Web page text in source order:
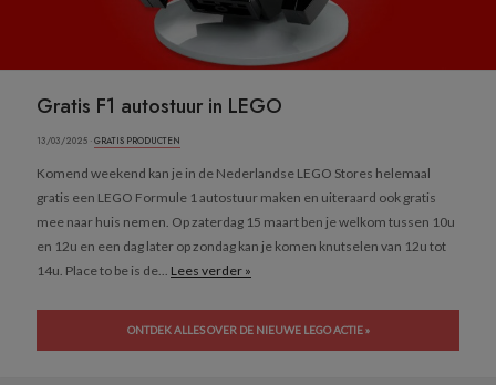
Gratis F1 autostuur in LEGO
13/03/2025 ·GRATIS PRODUCTEN
Komend weekend kan je in de Nederlandse LEGO Stores helemaal
gratis een LEGO Formule 1 autostuur maken en uiteraard ook gratis
mee naar huis nemen. Op zaterdag 15 maart ben je welkom tussen 10u
en 12u en een dag later op zondag kan je komen knutselen van 12u tot
14u. Place to be is de... Lees verder »
ONTDEK ALLES OVER DE NIEUWE LEGO ACTIE »